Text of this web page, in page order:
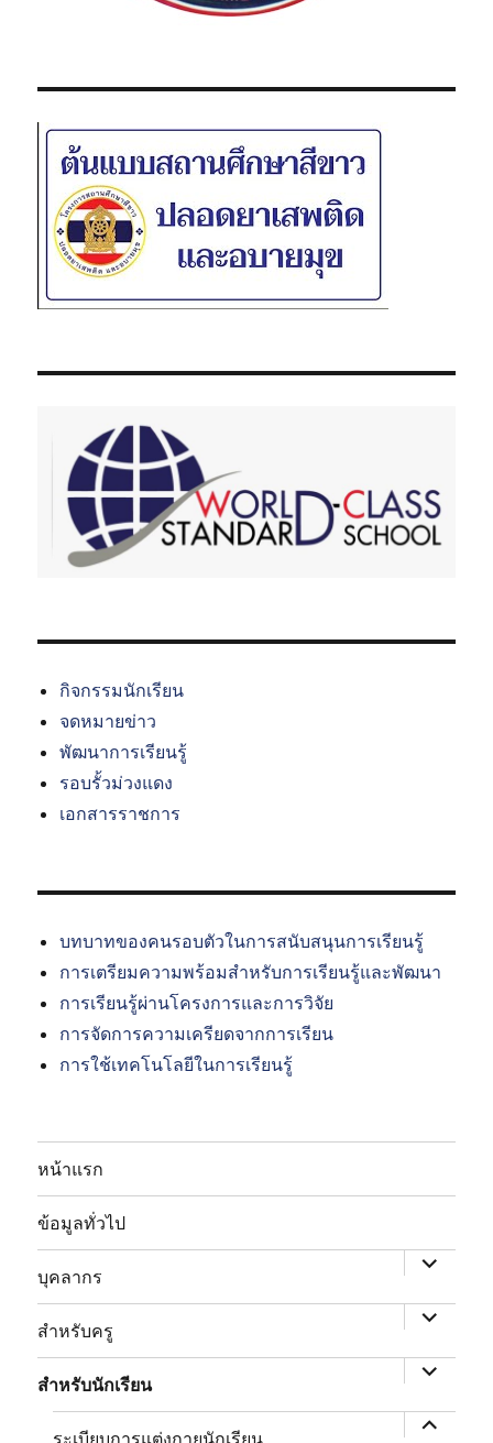
กิจกรรมนักเรียน
จดหมายข่าว
พัฒนาการเรียนรู้
รอบรั้วม่วงแดง
เอกสารราชการ
บทบาทของคนรอบตัวในการสนับสนุนการเรียนรู้
การเตรียมความพร้อมสำหรับการเรียนรู้และพัฒนา
การเรียนรู้ผ่านโครงการและการวิจัย
การจัดการความเครียดจากการเรียน
การใช้เทคโนโลยีในการเรียนรู้
หน้าแรก
ข้อมูลทั่วไป
บุคลากร
expand
child
สำหรับครู
expand
child
สำหรับนักเรียน
หด